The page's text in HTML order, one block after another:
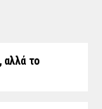
αλλά το